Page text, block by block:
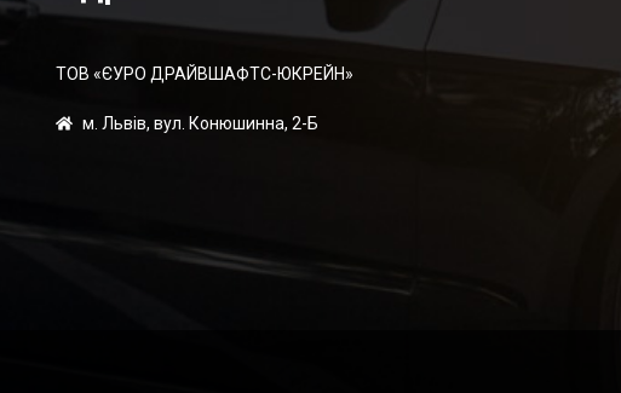
ТОВ «ЄУРО ДРАЙВШАФТC-ЮКРЕЙН»
м. Львів, вул. Конюшинна, 2-Б